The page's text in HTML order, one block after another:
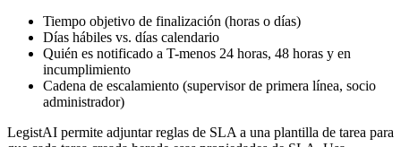
Tiempo objetivo de finalización (horas o días)
Días hábiles vs. días calendario
Quién es notificado a T-menos 24 horas, 48 horas y en
incumplimiento
Cadena de escalamiento (supervisor de primera línea, socio
administrador)
LegistAI permite adjuntar reglas de SLA a una plantilla de tarea para